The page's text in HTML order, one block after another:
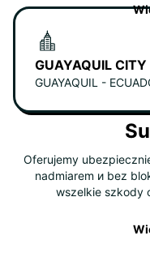
GUAYAQUIL CITY
GUAYAQUIL -
Oferujemy
nadmiarem и bez
wszelkie szkody